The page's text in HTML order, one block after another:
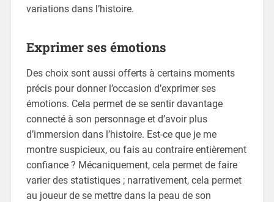
variations dans l’histoire.
Exprimer ses émotions
Des choix sont aussi offerts à certains moments
précis pour donner l’occasion d’exprimer ses
émotions. Cela permet de se sentir davantage
connecté à son personnage et d’avoir plus
d’immersion dans l’histoire. Est-ce que je me
montre suspicieux, ou fais au contraire entièrement
confiance ? Mécaniquement, cela permet de faire
varier des statistiques ; narrativement, cela permet
au joueur de se mettre dans la peau de son